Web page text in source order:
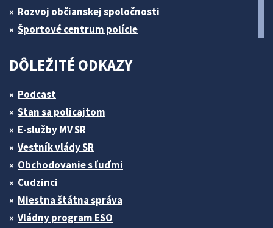
Rozvoj občianskej spoločnosti
Športové centrum polície
DÔLEŽITÉ ODKAZY
Podcast
Stan sa policajtom
E-služby MV SR
Vestník vlády SR
Obchodovanie s ľuďmi
Cudzinci
Miestna štátna správa
Vládny program ESO